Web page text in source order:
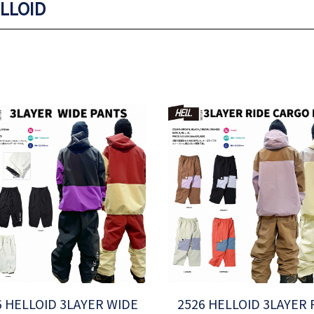
HELLOID 3LAYER WIDE 2526 HELLOID 3LAYER